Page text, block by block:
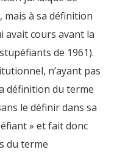
mais à sa définition
avait cours avant la
de 1961).
n’ayant pas
définition du terme
le définir dans sa
» et fait donc
du terme